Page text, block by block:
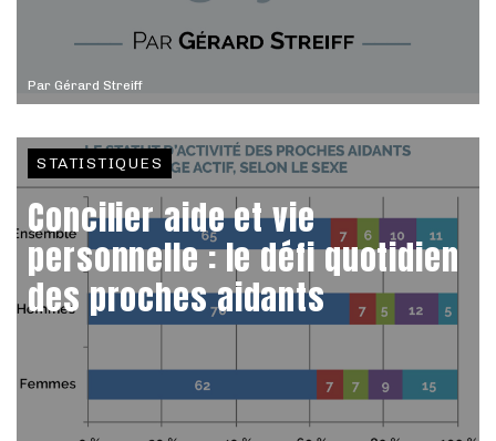
Par Gérard Streiff
STATISTIQUES
Concilier aide et vie
personnelle : le défi quotidien
des proches aidants